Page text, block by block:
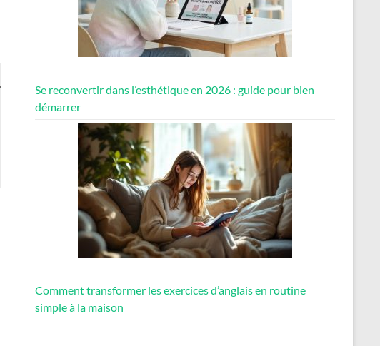
Se reconvertir dans l’esthétique en 2026 : guide pour bien
démarrer
Comment transformer les exercices d’anglais en routine
simple à la maison